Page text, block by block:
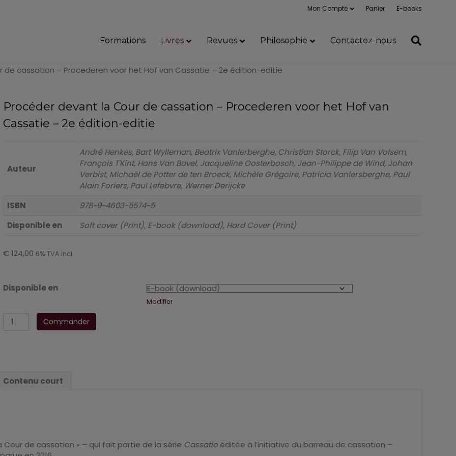
Mon Compte Panier E-books
Formations Livres Revues Philosophie Contactez-nous
de cassation – Procederen voor het Hof van Cassatie – 2e édition-editie
Procéder devant la Cour de cassation – Procederen voor het Hof van
Cassatie – 2e édition-editie
Auteur
André Henkes, Bart Wylleman, Beatrix Vanlerberghe, Christian Storck, Filip Van Volsem,
François T'Kint, Hans Van Bavel, Jacqueline Oosterbosch, Jean-Philippe de Wind, Johan
Verbist, Michaël de Potter de ten Broeck, Michèle Grégoire, Patricia Vanlersberghe, Paul
Alain Foriers, Paul Lefebvre, Werner Derijcke
ISBN
978-9-4603-5574-5
Disponible en
Soft cover (Print), E-book (download), Hard Cover (Print)
€ 124,00 6% TVA incl.
Disponible en
Modifier
quantité
de
de
Hof
Commander
Contenu court
de cassation » – qui fait partie de la série Cassatio éditée à l’initiative du barreau de cassation –